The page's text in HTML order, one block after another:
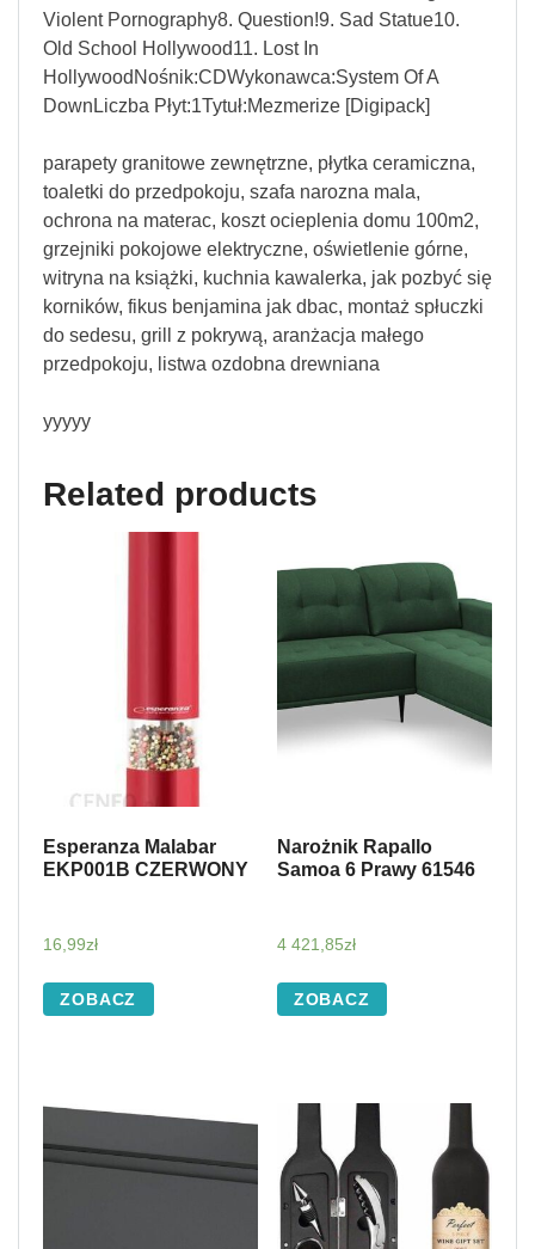
Violent Pornography8. Question!9. Sad Statue10.
Old School Hollywood11. Lost In
HollywoodNośnik:CDWykonawca:System Of A
DownLiczba Płyt:1Tytuł:Mezmerize [Digipack]
parapety granitowe zewnętrzne, płytka ceramiczna,
toaletki do przedpokoju, szafa narozna mala,
ochrona na materac, koszt ocieplenia domu 100m2,
grzejniki pokojowe elektryczne, oświetlenie górne,
witryna na książki, kuchnia kawalerka, jak pozbyć się
korników, fikus benjamina jak dbac, montaż spłuczki
do sedesu, grill z pokrywą, aranżacja małego
przedpokoju, listwa ozdobna drewniana
yyyyy
Related products
Esperanza Malabar
EKP001B CZERWONY
16,99zł
ZOBACZ
Narożnik Rapallo
Samoa 6 Prawy 61546
4 421,85zł
ZOBACZ